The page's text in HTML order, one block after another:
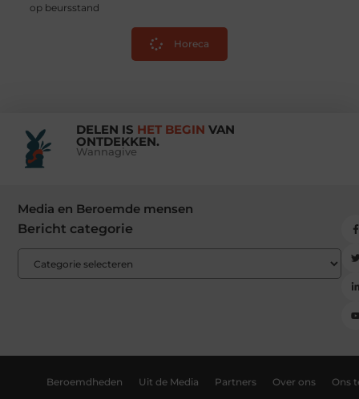
op beursstand
Horeca
DELEN IS HET BEGIN VAN
ONTDEKKEN.
Wannagive
Media en Beroemde mensen
Bericht categorie
Beroemdheden Uit de Media Partners Over ons Ons